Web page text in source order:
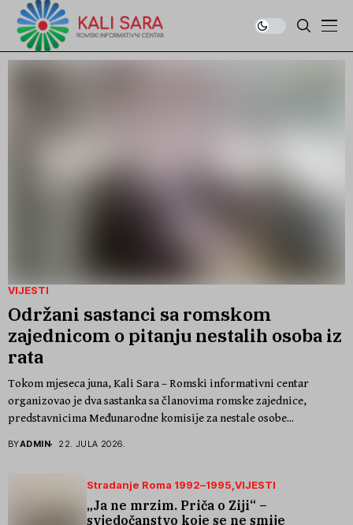
VIJESTI
Održani sastanci sa romskom
zajednicom o pitanju nestalih osoba iz
rata
Tokom mjeseca juna, Kali Sara – Romski informativni centar
organizovao je dva sastanka sa članovima romske zajednice,
predstavnicima Međunarodne komisije za nestale osobe...
BYADMIN 22. JULA 2026.
Stradanje Roma 1992–1995 VIJESTI
„Ja ne mrzim. Priča o Ziji“ –
svjedočanstvo koje se ne smije